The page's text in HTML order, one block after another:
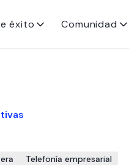
éxito Comunidad
Telefonía empresarial